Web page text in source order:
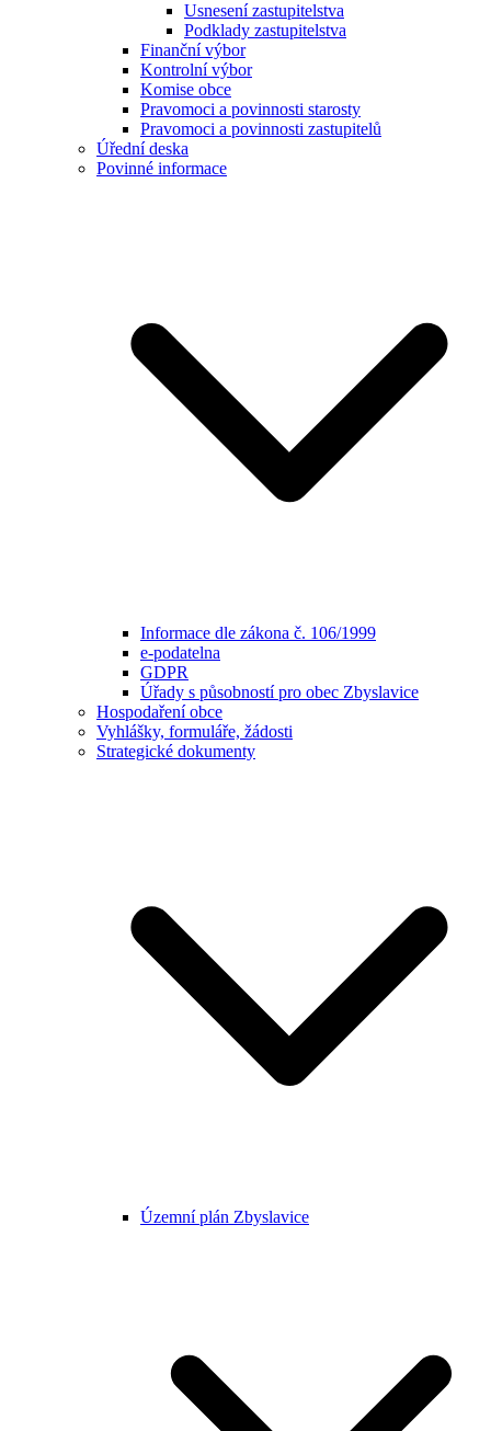
Usnesení zastupitelstva
Podklady zastupitelstva
Finanční výbor
Kontrolní výbor
Komise obce
Pravomoci a povinnosti starosty
Pravomoci a povinnosti zastupitelů
Úřední deska
Povinné informace
Informace dle zákona č. 106/1999
e-podatelna
GDPR
Úřady s působností pro obec Zbyslavice
Hospodaření obce
Vyhlášky, formuláře, žádosti
Strategické dokumenty
Územní plán Zbyslavice